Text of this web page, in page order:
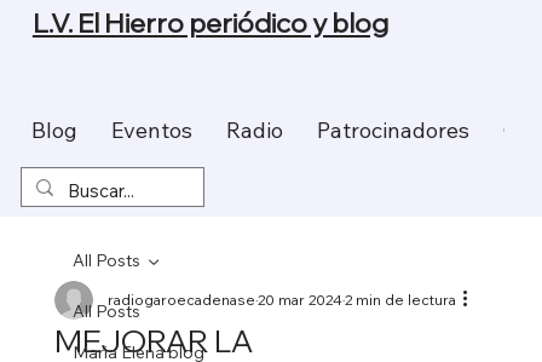
Blog Eventos Radio Patrocinadores
L.V. El Hierro periódico y blog
All Posts
Maria Elena blog
All Posts
MEJORAR LA
radiogaroecadenase20 mar 20242 min de lectura